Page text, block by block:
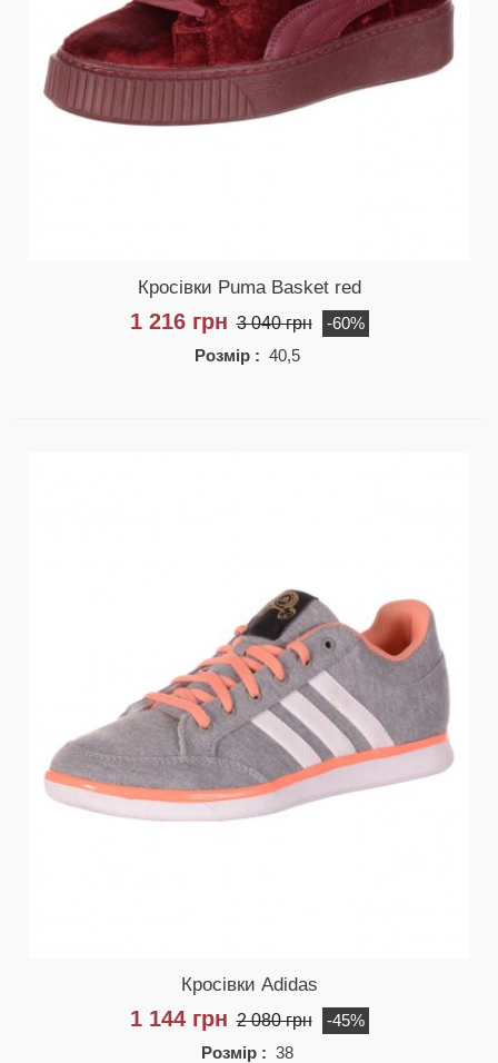
Кросівки Puma Basket red
1 216 грн 3 040 грн
-60%
Розмір : 40,5
Кросівки Adidas
1 144 грн 2 080 грн
-45%
Розмір : 38